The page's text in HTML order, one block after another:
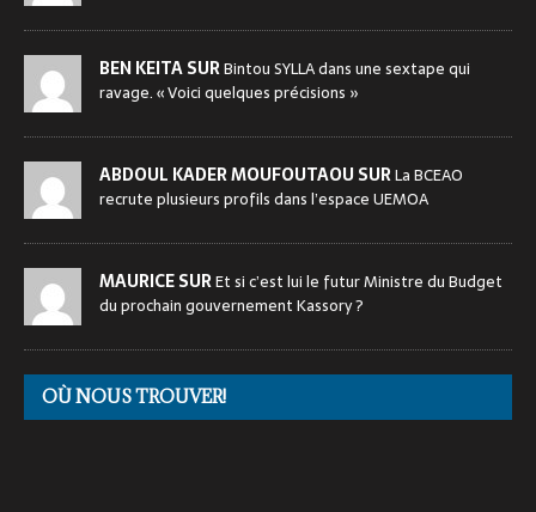
BEN KEITA SURBintou SYLLA dans une sextape qui
ravage. « Voici quelques précisions »
ABDOUL KADER MOUFOUTAOU SURLa BCEAO
recrute plusieurs profils dans l’espace UEMOA
MAURICE SUREt si c’est lui le futur Ministre du Budget
du prochain gouvernement Kassory ?
OÙ NOUS TROUVER!